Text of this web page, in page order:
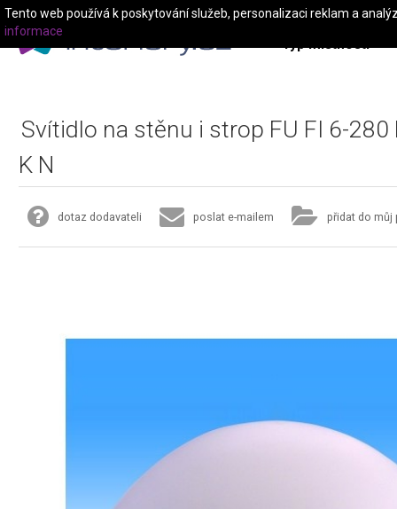
Typ místnosti
Svítidlo na stěnu i strop FU FI 6-280
K N
dotaz dodavateli poslat e-mailem přidat do můj
Tento web používá k poskytování služeb, personalizaci reklam a
informace